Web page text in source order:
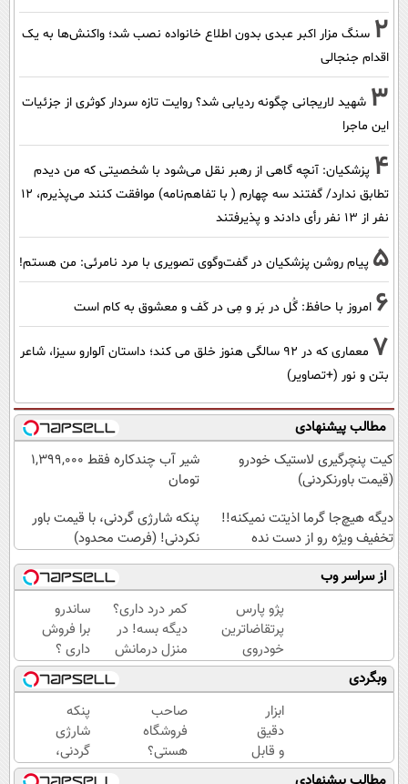
2 سنگ مزار اکبر عبدی بدون اطلاع خانواده نصب شد؛ واکنش‌ها به یک
اقدام جنجالی
3 شهید لاریجانی چگونه ردیابی شد؟ روایت تازه سردار کوثری از جزئیات
این ماجرا
4 پزشکیان‌: آنچه گاهی از رهبر نقل می‌شود با شخصیتی که من دیدم
تطابق ندارد/ گفتند سه چهارم ( با تفاهم‌نامه) موافقت کنند می‌پذیرم، 12
نفر از 13 نفر رأی دادند و پذیرفتند
5 پیام روشن پزشکیان در گفت‌و‌گوی تصویری با مرد نامرئی: من هستم!
6 امروز با حافظ: گُل در بَر و مِی در کَف و معشوق به کام است
7
معماری که در 92 سالگی هنوز خلق می کند؛ داستان آلوارو سیزا، شاعر
بتن و نور (+تصاویر)
مطالب پیشنهادی
کیت پنچرگیری لاستیک خودرو
(قیمت باورنکردنی)
شیر آب چندکاره فقط 1,399,000
تومان
دیگه هیچ‌جا گرما اذیتت نمیکنه!!
تخفیف ویژه رو از دست نده
پنکه شارژی گردنی، با قیمت باور
نکردنی! (فرصت محدود)
از سراسر وب
پژو پارس
پرتقاضاترین
خودروی
ایران | برای
فروشش
فرصت رو از
دست نده!
کمر درد داری؟
دیگه بسه! در
منزل درمانش
کن
(◀پرسش‌نامه)
ساندرو
برا فروش
داری ؟
ما
خریداریم
، راحت
بفروشش
وبگردی
ابزار
دقیق
و قابل
اعتماد
صاحب
فروشگاه
هستی؟
وام تا ۳
پنکه
شارژی
گردنی،
با